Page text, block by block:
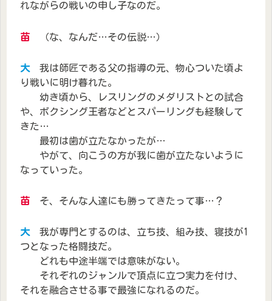
れながらの戦いの申し子なのだ。
苗 （な、なんだ…その伝説…）
大我は師匠である父の指導の元、物心ついた頃よ
り戦いに明け暮れた。
幼き頃から、レスリングのメダリストとの試合
や、ボクシング王者などとスパーリングも経験して
きた…
最初は歯が立たなかったが…
やがて、向こうの方が我に歯が立たないように
なっていった。
苗 そ、そんな人達にも勝ってきたって事…？
大我が専門とするのは、立ち技、組み技、寝技が1
つとなった格闘技だ。
どれも中途半端では意味がない。
それぞれのジャンルで頂点に立つ実力を付け、
それを融合させる事で最強になれるのだ。